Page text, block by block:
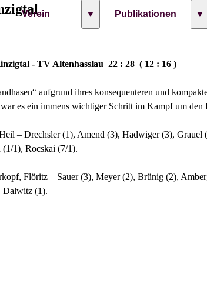
Verein ▼ Publikationen ▼
- TV Altenhasslau 22 : 28 ( 12 : 16 )
aufgrund ihres konsequenteren und
es ein immens wichtiger Schritt im Kampf um den
– Drechsler (1), Amend (3), Hadwiger (3), Grauel
(1/1), Rocskai (7/1).
Flöritz – Sauer (3), Meyer (2), Brünig (2),
Dalwitz (1).